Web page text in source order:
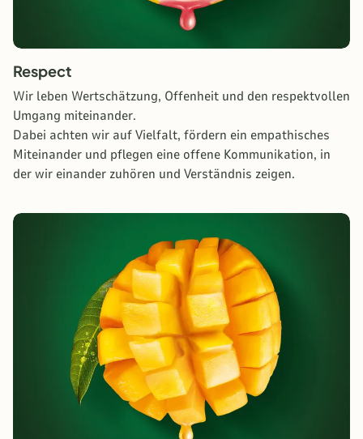
Respect
Wir leben Wertschätzung, Offenheit und den respektvollen
Umgang miteinander.
Dabei achten wir auf Vielfalt, fördern ein empathisches
Miteinander und pflegen eine offene Kommunikation, in
der wir einander zuhören und Verständnis zeigen.